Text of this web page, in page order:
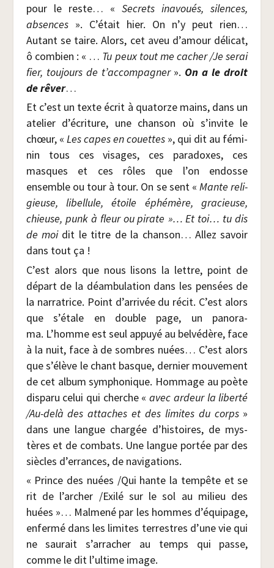
pour le reste… «Secrets inavoués, silences,
absences». C’était hier. On n’y peut rien…
Autant se taire. Alors, cet aveu d’amour déli­cat,
ô com­bien : « … Tu peux tout me cacher /​Je serai
fier, tou­jours de t’accompagner». On a le droit
de rêver…
Et c’est un texte écrit à qua­torze mains, dans un
ate­lier d’écriture, une chan­son où s’invite le
chœur, « Les capes en couettes », qui dit au fémi­
nin tous ces visages, ces para­doxes, ces
masques et ces rôles que l’on endosse
ensemble ou tour à tour. On se sent «Mante reli­
gieuse, libel­lule, étoile éphé­mère, gra­cieuse,
chieuse, punk à fleur ou pirate »… Et toi… tu dis
de moidit le titre de la chan­son… Allez savoir
dans tout ça !
C’est alors que nous lisons la lettre, point de
départ de la déam­bu­la­tion dans les pen­sées de
la nar­ra­trice. Point d’arrivée du récit. C’est alors
que s’étale en double page, un pano­ra­
ma. L’homme est seul appuyé au bel­vé­dère, face
à la nuit, face à de sombres nuées… C’est alors
que s’élève le chant basque, der­nier mou­ve­ment
de cet album sym­pho­nique. Hom­mage au poète
dis­pa­ru celui qui cherche «avec ardeur la liber­té
/​Au-delà des attaches et des limites du corps»
dans une langue char­gée d’histoires, de mys­
tères et de com­bats. Une langue por­tée par des
siècles d’errances, de navigations.
« Prince des nuées /​Qui hante la tem­pête et se
rit de l’ar­cher /​Exi­lé sur le sol au milieu des
huées »… Mal­me­né par les hommes d’équipage,
enfer­mé dans les limites ter­restres d’une vie qui
ne sau­rait s’arracher au temps qui passe,
comme le dit l’ultime image.